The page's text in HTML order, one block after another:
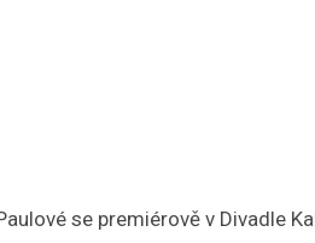
se premiérově v Divadle